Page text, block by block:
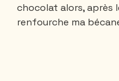
chocolat alors, après
renfourche ma